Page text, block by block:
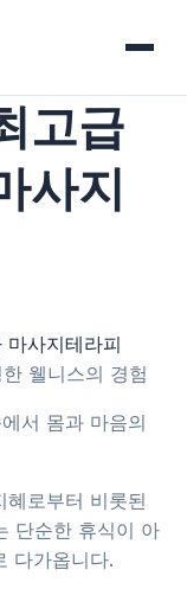
고급
사지
웰니스의 경험
서 몸과 마음의
로부터 비롯된
단순한 휴식이 아
다가옵니다.